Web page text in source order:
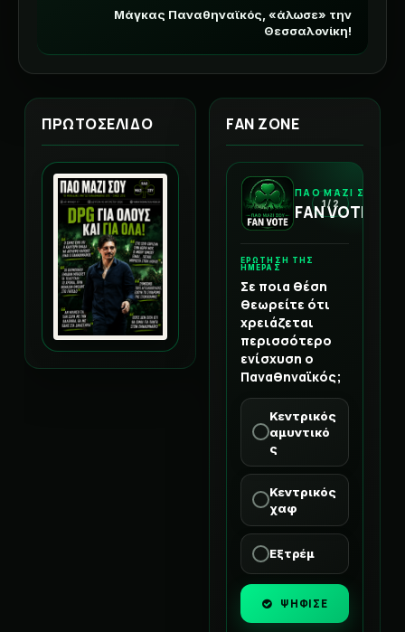
Μάγκας Παναθηναϊκός, «άλωσε» την
Θεσσαλονίκη!
ΠΡΩΤΟΣΕΛΙΔΟ FAN ZONE
ΠΑΟ ΜΑΖΙ ΣΟΥ
FAN VOTE
1 / 2
ΕΡΩΤΗΣΗ ΤΗΣ
ΗΜΕΡΑΣ
Σε ποια θέση
θεωρείτε ότι
χρειάζεται
περισσότερο
ενίσχυση ο
Παναθηναϊκός;
Κεντρικός
αμυντικό
ς
Κεντρικός
χαφ
Εξτρέμ
ΨΗΦΙΣΕ